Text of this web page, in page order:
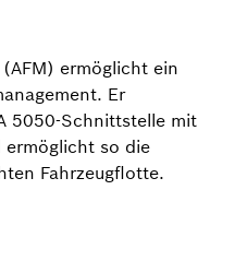
(AFM) ermöglicht ein
Er
5050-Schnittstelle mit
ermöglicht so die
Fahrzeugflotte.